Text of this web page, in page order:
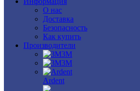
О нас
Доставка
Безопасность
Как купить
Производители
3M
3М
Ardent